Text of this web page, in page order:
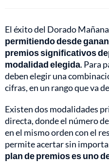
El éxito del Dorado
permitiendo desde
premios significativos
modalidad elegida. Para
deben elegir una
cifras, en un rango que va
Existen dos modalidades
directa, donde el número
en el mismo orden con el
permite acertar sin
plan de premios es uno